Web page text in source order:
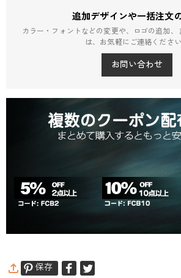
追加デザインや一括注文
カラー・フォントなどの変更や、ロゴの追加
は、お気軽にご連絡ください
お問い合わせ
保存